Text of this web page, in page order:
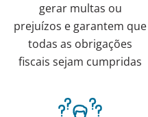
gerar multas ou
prejuízos e garantem que
todas as obrigações
fiscais sejam cumpridas